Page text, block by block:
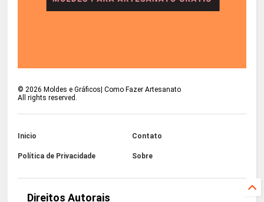
© 2026 Moldes e Gráficos| Como Fazer Artesanato
All rights reserved.
Inicio Contato
Política de Privacidade Sobre
Direitos Autorais